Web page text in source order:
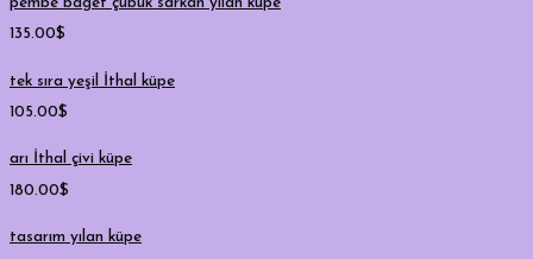
135.00$
tek sıra yeşil İthal küpe
105.00$
arı İthal çivi küpe
180.00$
tasarım yılan küpe